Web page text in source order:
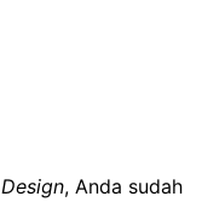
Design, Anda sudah